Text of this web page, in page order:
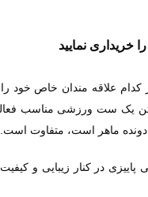
نمایید
علاقه مندان خاص خود را
یک ست ورزشی مناسب
ماهر است، متفاوت است.
در کنار زیبایی و